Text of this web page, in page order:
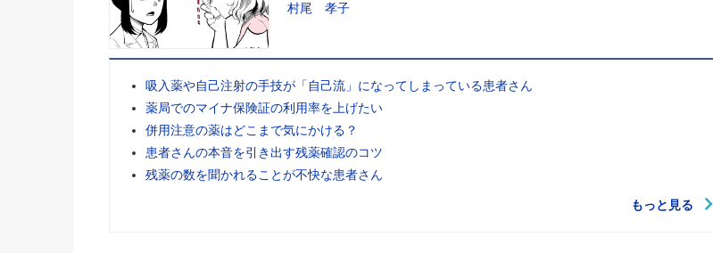
村尾 孝子
吸入薬や自己注射の手技が「自己流」になってしまっている患者さん
薬局でのマイナ保険証の利用率を上げたい
併用注意の薬はどこまで気にかける？
患者さんの本音を引き出す残薬確認のコツ
残薬の数を聞かれることが不快な患者さん
もっと見る